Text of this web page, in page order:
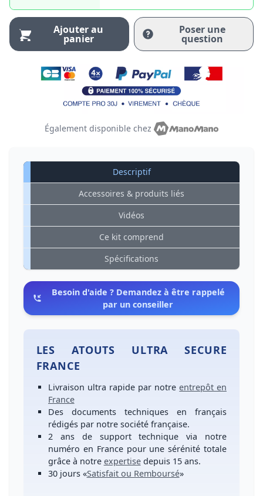
Ajouter au
panier
Poser une
question
Également disponible chez
Descriptif
Accessoires & produits liés
Vidéos
Ce kit comprend
Spécifications
Besoin d'aide ? Demandez à être rappelé
par un conseiller
LES ATOUTS ULTRA SECURE
FRANCE
Livraison ultra rapidepar notreentrepôt en
France
Des documents techniques en français
rédigés par notre société française.
2 ans de support technique via notre
numéro en Francepour unesérénité totale
grâce à notre expertisedepuis 15 ans.
30 jours «Satisfait ou Remboursé»